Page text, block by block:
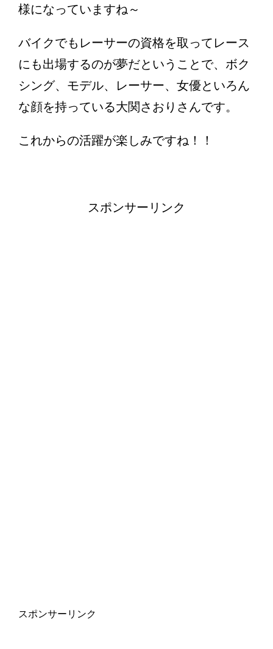
様になっていますね～
バイクでもレーサーの資格を取ってレース
にも出場するのが夢だということで、ボク
シング、モデル、レーサー、女優といろん
な顔を持っている大関さおりさんです。
これからの活躍が楽しみですね！！
スポンサーリンク
スポンサーリンク